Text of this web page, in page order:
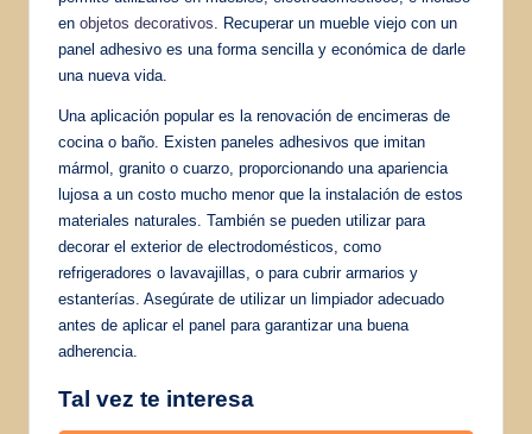
en objetos decorativos . Recuperar un mueble viejo con un
panel adhesivo es una forma sencilla y económica de darle
una nueva vida.
Una aplicación popular es la renovación de encimeras de
cocina o baño. Existen paneles adhesivos que imitan
mármol, granito o cuarzo, proporcionando una apariencia
lujosa a un costo mucho menor que la instalación de estos
materiales naturales. También se pueden utilizar para
decorar el exterior de electrodomésticos, como
refrigeradores o lavavajillas, o para cubrir armarios y
estanterías. Asegúrate de utilizar un limpiador adecuado
antes de aplicar el panel para garantizar una buena
adherencia.
Tal vez te interesa